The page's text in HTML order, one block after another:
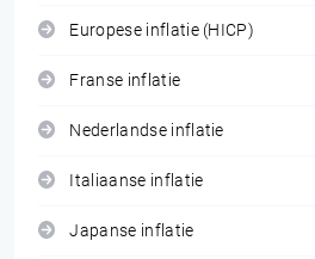
Europese inflatie (HICP)
Franse inflatie
Nederlandse inflatie
Italiaanse inflatie
Japanse inflatie